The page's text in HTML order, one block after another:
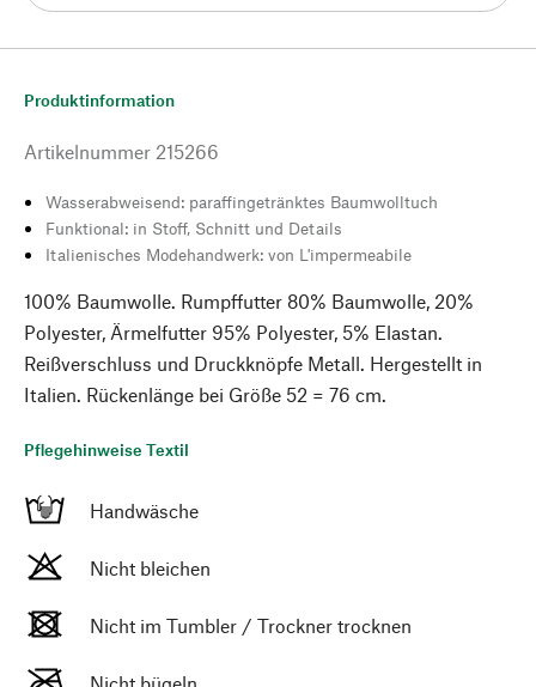
Produktinformation
Artikelnummer 215266
Wasserabweisend: paraffingetränktes Baumwolltuch
Funktional: in Stoff, Schnitt und Details
Italienisches Modehandwerk: von L'impermeabile
100% Baumwolle. Rumpffutter 80% Baumwolle, 20%
Polyester, Ärmelfutter 95% Polyester, 5% Elastan.
Reißverschluss und Druckknöpfe Metall. Hergestellt in
Italien. Rückenlänge bei Größe 52 = 76 cm.
Pflegehinweise Textil
Handwäsche
Nicht bleichen
Nicht im Tumbler / Trockner trocknen